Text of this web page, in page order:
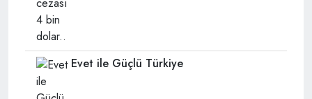
Evet ile Güçlü Türkiye